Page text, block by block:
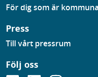
För dig som är
Press
Till vårt pressrum
Följ oss